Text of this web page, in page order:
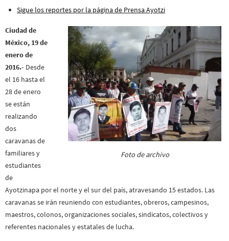
Sigue los reportes por la página de Prensa Ayotzi
Foto de archivo
Ciudad de
México, 19 de
enero de
2016.- Desde
el 16 hasta el
28 de enero
se están
realizando
dos
caravanas de
familiares y
estudiantes
de
Ayotzinapa por el norte y el sur del país, atravesando 15 estados. Las
caravanas se irán reuniendo con estudiantes, obreros, campesinos,
maestros, colonos, organizaciones sociales, sindicatos, colectivos y
referentes nacionales y estatales de lucha.